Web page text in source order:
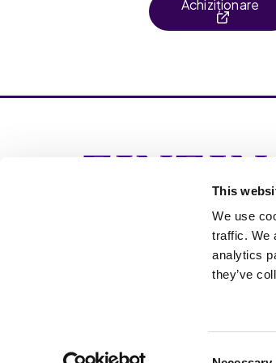
This
We use
traffic. We
analytics
they’ve
Achiziționare